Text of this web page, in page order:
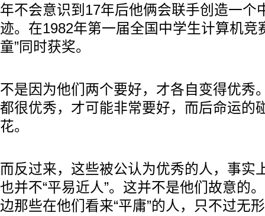
年不会意识到17年后他俩会联手创造一个
迹。在1982年第一届全国中学生计算机竞
童”同时获奖。
不是因为他们两个要好，才各自变得优秀
都很优秀，才可能非常要好，而后命运的
花。
而反过来，这些被公认为优秀的人，事实
也并不“平易近人”。这并不是他们故意的
边那些在他们看来“平庸”的人，只不过无